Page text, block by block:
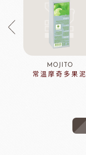
MOJITO
常溫摩奇多果泥